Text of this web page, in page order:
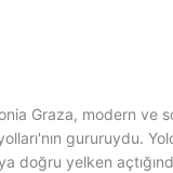
Graza, modern ve
gururuydu.
doğru yelken